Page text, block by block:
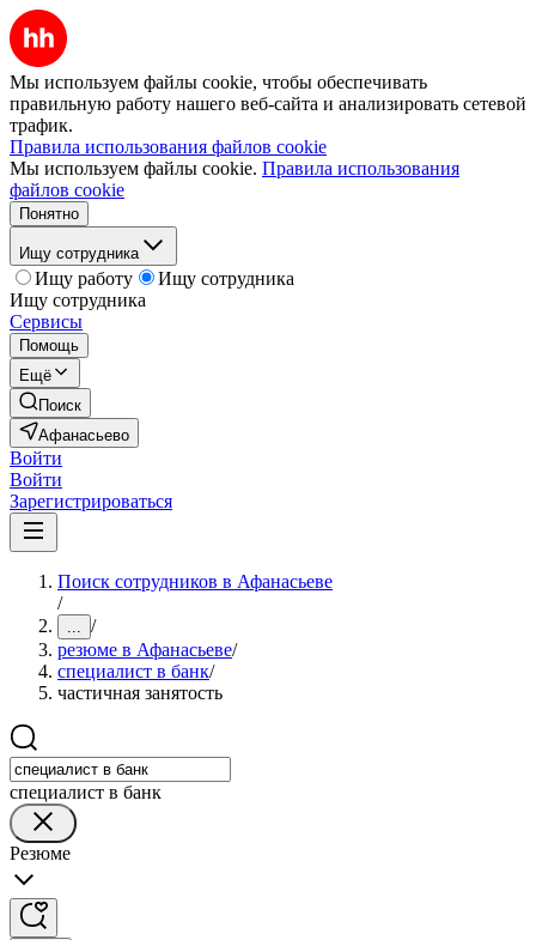
Мы используем файлы cookie, чтобы обеспечивать
правильную работу нашего веб-сайта и анализировать сетевой
трафик.
Правила использования файлов cookie
Мы используем файлы cookie. Правила использования
файлов cookie
Понятно
Ищу сотрудника
Ищу работу
Ищу сотрудника
Ищу сотрудника
Сервисы
Помощь
Ещё
Поиск
Афанасьево
Войти
Войти
Зарегистрироваться
Поиск сотрудников в Афанасьеве
/
... /
резюме в Афанасьеве/
специалист в банк/
частичная занятость
специалист в банк
Резюме